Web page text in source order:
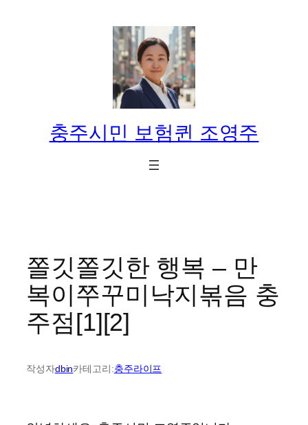
충주시민 보험퀸 조영주
쫄깃쫄깃한 행복 – 만
복이쭈꾸미낙지볶음 충
주점[1][2]
작성자dbin카테고리:충주라이프